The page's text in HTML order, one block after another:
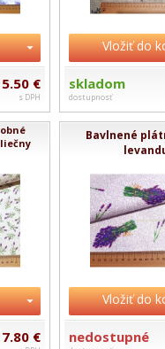
5.50 €
s DPH
Vložiť do
skladom
dostupnosť
7.80 €
Bavlnené
Vložiť do
nedostupné